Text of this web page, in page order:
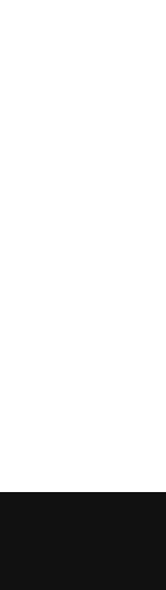
OMG